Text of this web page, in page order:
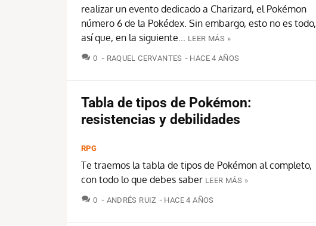
realizar un evento dedicado a Charizard, el Pokémon
número 6 de la Pokédex. Sin embargo, esto no es todo,
así que, en la siguiente...
LEER MÁS »
0 COMENTARIOS
RAQUEL CERVANTES HACE 4 AÑOS
Tabla de tipos de Pokémon:
resistencias y debilidades
RPG
Te traemos la tabla de tipos de Pokémon al completo,
con todo lo que debes saber LEER MÁS »
0 COMENTARIOS
ANDRÉS RUIZ HACE 4 AÑOS